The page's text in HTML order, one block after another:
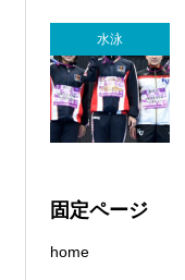
水泳
固定ページ
home